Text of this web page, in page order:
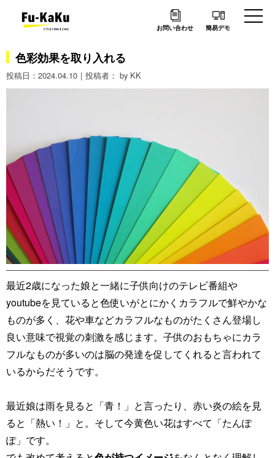
お問い合わせ 簡易デモ
色彩効果を取り入れる
2024.04.10 by KK
最近2歳になった娘と一緒に子供向けのテレビ番組や
youtubeを見ていると色使いがとにかくカラフルで鮮やかな
ものが多く、花や車などカラフルなものがたくさん登場し
良い意味で視覚の刺激を感じます。子供のおもちゃにカラ
フルなものが多いのは脳の発達を促してくれると言われて
いるからだそうです。
最近娘は雨を見ると「青！」と言ったり、赤い炎の絵を見
ると「熱い！」と。そして今黄色い花はすべて「たんぽ
ぽ」です。